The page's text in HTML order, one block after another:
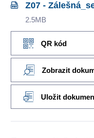
Z07 -
2.5MB
QR kód
Zobrazit
Uložit